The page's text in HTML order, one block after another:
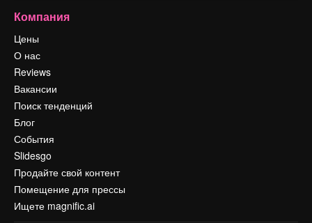
Компания
Цены
О нас
Reviews
Вакансии
Поиск тенденций
Блог
События
Slidesgo
Продайте свой контент
Помещение для прессы
Ищете magnific.ai